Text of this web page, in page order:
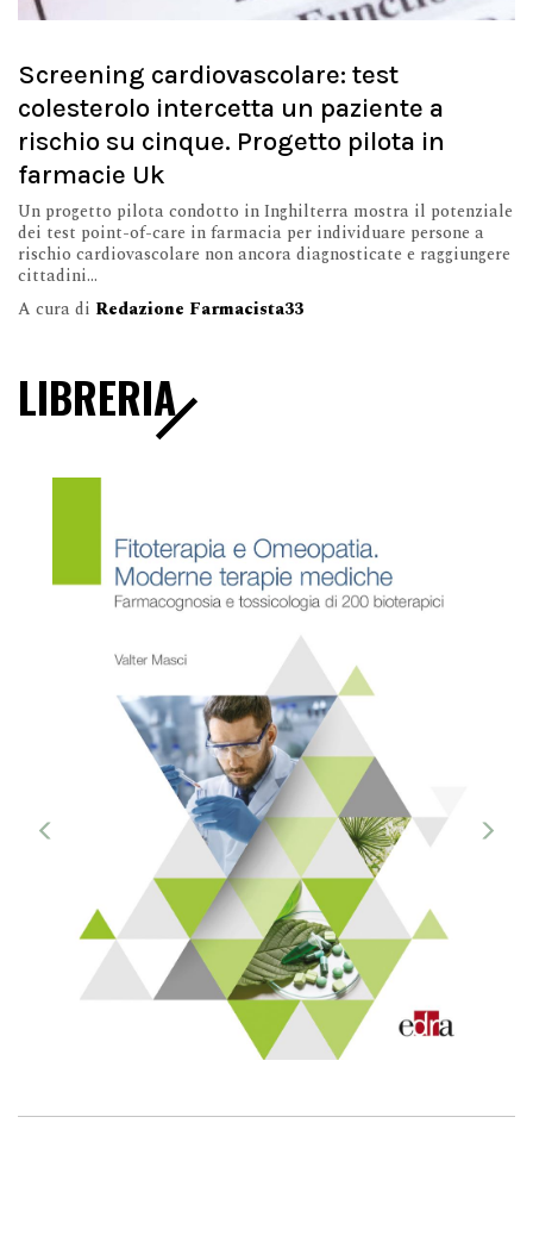
Screening cardiovascolare: test
colesterolo intercetta un paziente a
rischio su cinque. Progetto pilota in
farmacie Uk
Un progetto pilota condotto in Inghilterra mostra il potenziale
dei test point-of-care in farmacia per individuare persone a
rischio cardiovascolare non ancora diagnosticate e raggiungere
cittadini...
A cura di Redazione Farmacista33
LIBRERIA